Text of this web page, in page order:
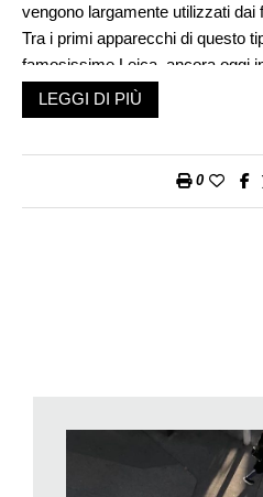
vengono largamente utilizzati dai
Tra i primi apparecchi di questo
famosissime Leica, ancora oggi
ottiche.
Il fotografo di strada dovrebbe
Questa «corrente» fotografica
fotografo si trova di fronte a una
avvolti nel loro divenire in una
capaci attraverso i loro
LEGGI DI PIÙ
0